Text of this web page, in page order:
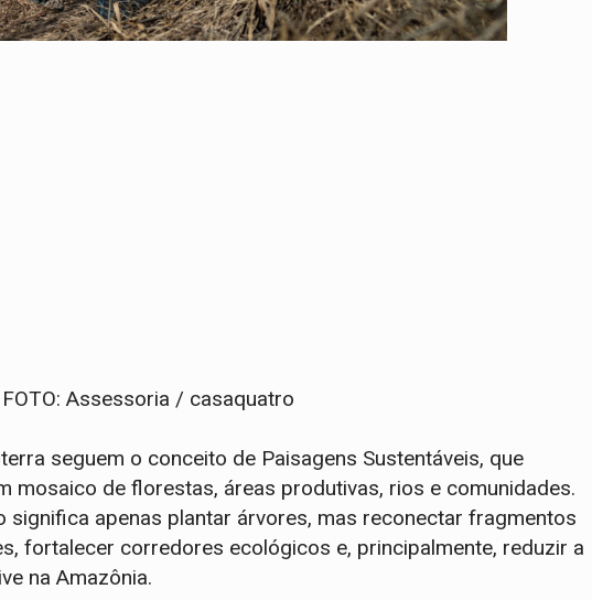
FOTO: Assessoria / casaquatro
seguem o conceito de Paisagens Sustentáveis, que
mosaico de florestas, áreas produtivas, rios e comunidades.
significa apenas plantar árvores, mas reconectar fragmentos
fortalecer corredores ecológicos e, principalmente, reduzir a
na Amazônia.